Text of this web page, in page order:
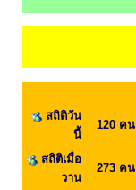
สถิติวัน
นี้
120 คน
สถิติเมื่อ
วาน
273 คน